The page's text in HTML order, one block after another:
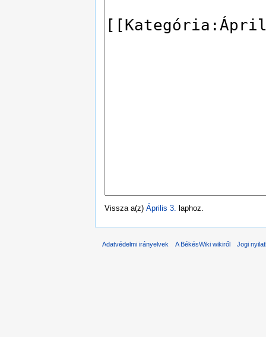
Vissza a(z) Április 3. laphoz.
Adatvédelmi irányelvek A BékésWiki wikiről Jogi